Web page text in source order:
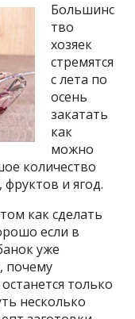
Большинс
тво
хозяек
стремятся
с лета по
осень
закатать
как
можно
количество
и ягод.
как сделать
если в
уже
почему
только
несколько